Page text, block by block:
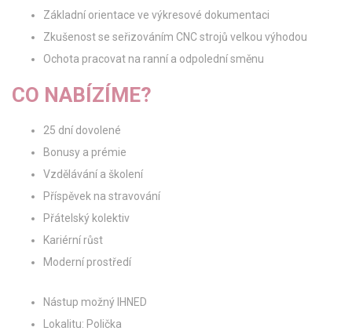
Základní orientace ve výkresové dokumentaci
Zkušenost se seřizováním CNC strojů velkou výhodou
Ochota pracovat na ranní a odpolední směnu
CO NABÍZÍME?
25 dní dovolené
Bonusy a prémie
Vzdělávání a školení
Příspěvek na stravování
Přátelský kolektiv
Kariérní růst
Moderní prostředí
Nástup možný IHNED
Lokalitu: Polička